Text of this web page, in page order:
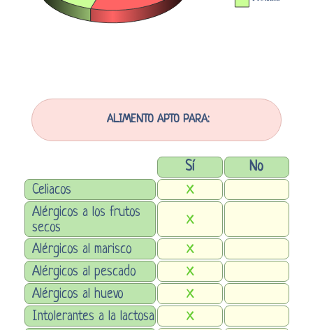
ALIMENTO APTO PARA:
Sí
No
Celiacos
X
Alérgicos a los frutos
secos
X
Alérgicos al marisco X
Alérgicos al pescado X
Alérgicos al huevo X
Intolerantes a la lactosa X